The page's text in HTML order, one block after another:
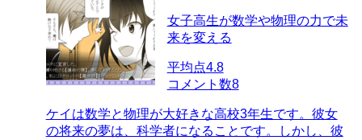
女子高生が数学や物理の力で未
来を変える
平均点4.8
コメント数8
ケイは数学と物理が大好きな高校3年生です。彼女
の将来の夢は、科学者になることです。しかし、彼